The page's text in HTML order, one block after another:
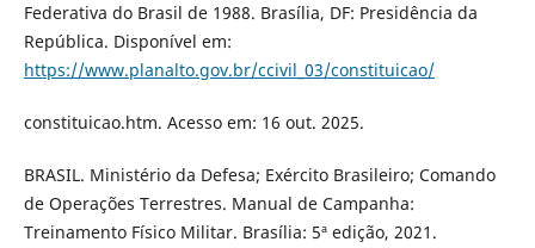
Federativa do Brasil de 1988. Brasília, DF: Presidência da
República. Disponível em:
https://www.planalto.gov.br/ccivil_03/constituicao/
constituicao.htm. Acesso em: 16 out. 2025.
BRASIL. Ministério da Defesa; Exército Brasileiro; Comando
de Operações Terrestres. Manual de Campanha:
Treinamento Físico Militar. Brasília: 5ª edição, 2021.